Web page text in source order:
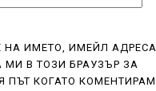
НА ИМЕТО, ИМЕЙЛ АДРЕСА
МИ В ТОЗИ БРАУЗЪР ЗА
ПЪТ КОГАТО КОМЕНТИРАМ.